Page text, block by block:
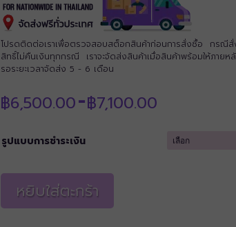
โปรดติดต่อเราเพื่อตรวจสอบสต็อกสินค้าก่อนการสั่งซื้อ กรณี
สิทธิ์ไม่คืนเงินทุกกรณี เราจะจัดส่งสินค้าเมื่อสินค้าพร้อมให้ภายห
รอระยะเวลาจัดส่ง 5 - 6 เดือน
฿6,500.00–฿7,100.00Price
through
รูปแบบการชำระเงิน
หยิบใส่ตะกร้า